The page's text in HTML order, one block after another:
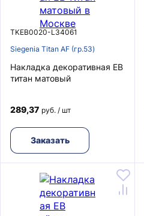
TKEB0020-L34061
Siegenia Titan AF (гр.53)
Накладка декоративная EB
титан матовый
289,37 руб. / шт
Заказать